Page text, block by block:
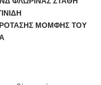
ΜΟΜΦΗΣ ΤΟΥ